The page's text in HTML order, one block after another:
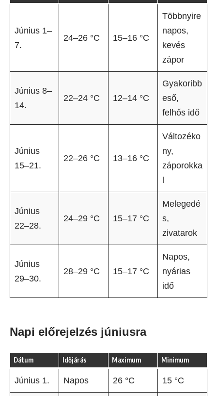
Június 1–
7.
24–26 °C 15–16 °C
Többnyire
napos,
kevés
zápor
Június 8–
14.
22–24 °C 12–14 °C
Gyakoribb
eső,
felhős idő
Június
15–21.
22–26 °C 13–16 °C
Változéko
ny,
záporokka
l
Június
22–28.
24–29 °C 15–17 °C
Melegedé
s,
zivatarok
Június
29–30.
28–29 °C 15–17 °C
Napos,
nyárias
idő
Napi előrejelzés júniusra
Dátum Időjárás Maximum Minimum
Június 1. Napos 26 °C 15 °C